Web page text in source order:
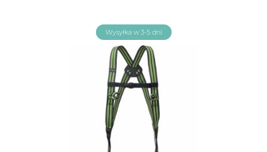
Wysyłka w 3-5 dni